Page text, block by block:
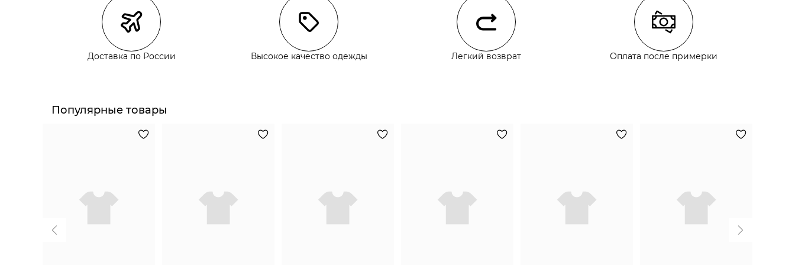
Самовывоз из пункта выдачи СДЭК
Самовывоз из наших магазинов
Доставка по России Высокое качество одежды Легкий возврат Оплата после примерки
Популярные товары